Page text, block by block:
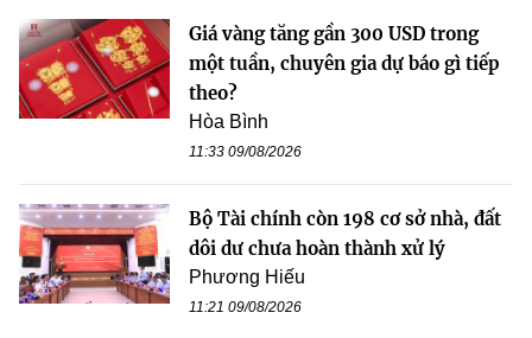
Giá vàng tăng gần 300 USD trong
một tuần, chuyên gia dự báo gì tiếp
theo?
Hòa Bình
11:33 09/08/2026
Bộ Tài chính còn 198 cơ sở nhà, đất
dôi dư chưa hoàn thành xử lý
Phương Hiếu
11:21 09/08/2026